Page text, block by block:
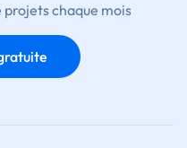
chaque mois